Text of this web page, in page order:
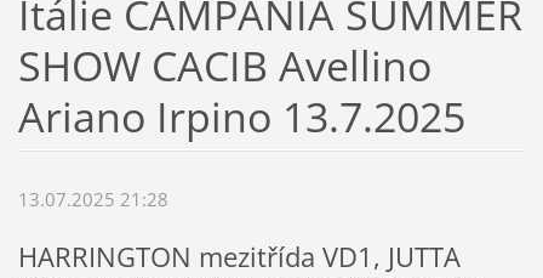
Itálie CAMPANIA SUMMER
SHOW CACIB Avellino
Ariano Irpino 13.7.2025
13.07.2025 21:28
HARRINGTON mezitřída VD1, JUTTA